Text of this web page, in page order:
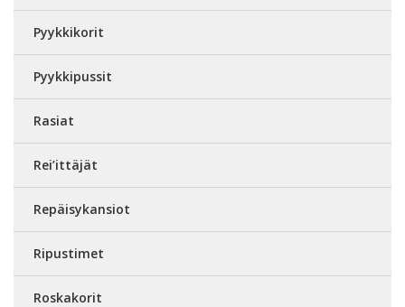
Pyykkikorit
Pyykkipussit
Rasiat
Rei’ittäjät
Repäisykansiot
Ripustimet
Roskakorit